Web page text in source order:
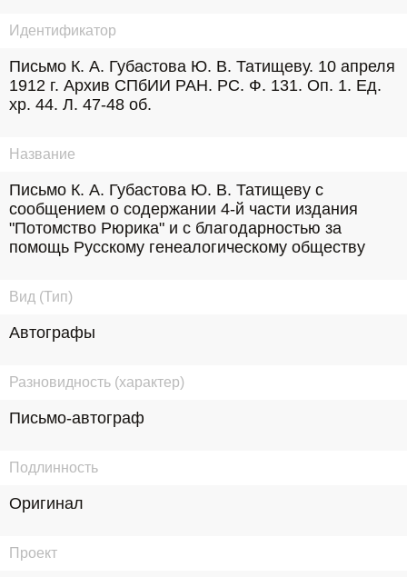
Идентификатор
Письмо К. А. Губастова Ю. В. Татищеву. 10 апреля
1912 г. Архив СПбИИ РАН. РС. Ф. 131. Оп. 1. Ед.
хр. 44. Л. 47-48 об.
Название
Письмо К. А. Губастова Ю. В. Татищеву с
сообщением о содержании 4-й части издания
"Потомство Рюрика" и с благодарностью за
помощь Русскому генеалогическому обществу
Вид (Тип)
Автографы
Разновидность (характер)
Письмо-автограф
Подлинность
Оригинал
Проект